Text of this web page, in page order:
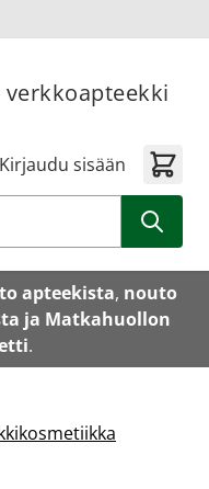
Kirjaudu sisään
apteekista, nouto
ja Matkahuollon
.